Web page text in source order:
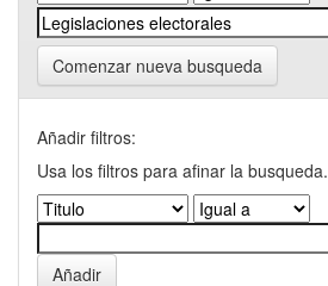
Comenzar nueva busqueda
Añadir filtros:
Usa los filtros para afinar la busqueda.